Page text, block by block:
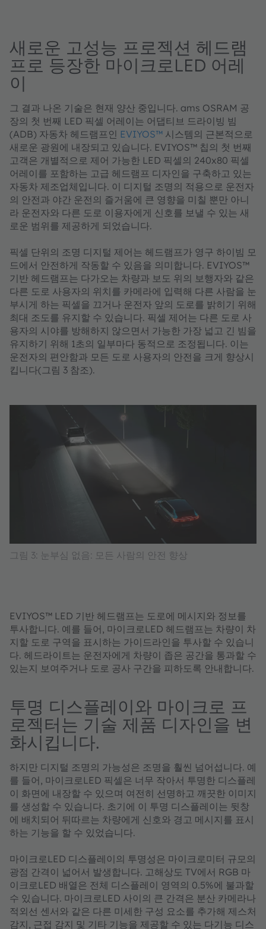
새로운 고성능 프로젝션 헤드램
프로 등장한 마이크로LED 어레
이
그 결과 나온 기술은 현재 양산 중입니다. ams OSRAM 공
장의 첫 번째 LED 픽셀 어레이는 어댑티브 드라이빙 빔
(ADB) 자동차 헤드램프인 EVIYOS™ 시스템의 근본적으로
새로운 광원에 내장되고 있습니다. EVIYOS™ 칩의 첫 번째
고객은 개별적으로 제어 가능한 LED 픽셀의 240x80 픽셀
어레이를 포함하는 고급 헤드램프 디자인을 구축하고 있는
자동차 제조업체입니다. 이 디지털 조명의 적용으로 운전자
의 안전과 야간 운전의 즐거움에 큰 영향을 미칠 뿐만 아니
라 운전자와 다른 도로 이용자에게 신호를 보낼 수 있는 새
로운 범위를 제공하게 되었습니다.
픽셀 단위의 조명 디지털 제어는 헤드램프가 영구 하이빔 모
드에서 안전하게 작동할 수 있음을 의미합니다. EVIYOS™
기반 헤드램프는 다가오는 차량과 보도 위의 보행자와 같은
다른 도로 사용자의 위치를 카메라에 입력해 다른 사람을 눈
부시게 하는 픽셀을 끄거나 운전자 앞의 도로를 밝히기 위해
최대 조도를 유지할 수 있습니다. 픽셀 제어는 다른 도로 사
용자의 시야를 방해하지 않으면서 가능한 가장 넓고 긴 빔을
유지하기 위해 1초의 일부마다 동적으로 조정됩니다. 이는
운전자의 편안함과 모든 도로 사용자의 안전을 크게 향상시
킵니다(그림 3 참조).
그림 3: 눈부심 없음: 모든 사람의 안전 향상
EVIYOS™ LED 기반 헤드램프는 도로에 메시지와 정보를
투사합니다. 예를 들어, 마이크로LED 헤드램프는 차량이 차
지할 도로 구역을 표시하는 가이드라인을 투사할 수 있습니
다. 헤드라이트는 운전자에게 차량이 좁은 공간을 통과할 수
있는지 보여주거나 도로 공사 구간을 피하도록 안내합니다.
투명 디스플레이와 마이크로 프
로젝터는 기술 제품 디자인을 변
화시킵니다.
하지만 디지털 조명의 가능성은 조명을 훨씬 넘어섭니다. 예
를 들어, 마이크로LED 픽셀은 너무 작아서 투명한 디스플레
이 화면에 내장할 수 있으며 여전히 선명하고 깨끗한 이미지
를 생성할 수 있습니다. 초기에 이 투명 디스플레이는 뒷창
에 배치되어 뒤따르는 차량에게 신호와 경고 메시지를 표시
하는 기능을 할 수 있었습니다.
마이크로LED 디스플레이의 투명성은 마이크로미터 규모의
광점 간격이 넓어서 발생합니다. 고해상도 TV에서 RGB 마
이크로LED 배열은 전체 디스플레이 영역의 0.5%에 불과할
수 있습니다. 마이크로LED 사이의 큰 간격은 분산 카메라나
적외선 센서와 같은 다른 미세한 구성 요소를 추가해 제스처
감지, 근접 감지 및 기타 기능을 제공할 수 있는 다기능 디스